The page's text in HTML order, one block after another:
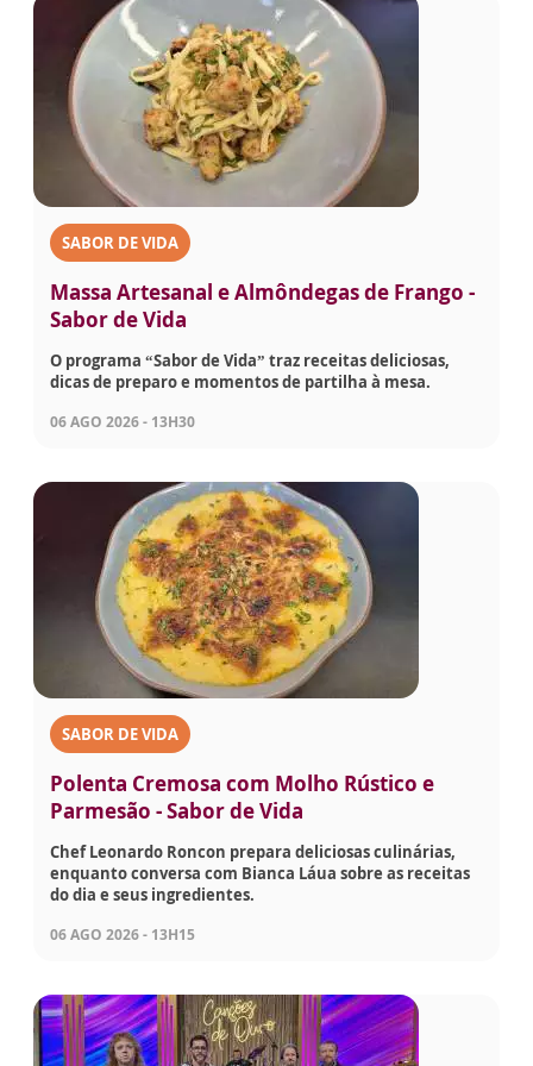
SABOR DE VIDA
Massa Artesanal e Almôndegas de Frango -
Sabor de Vida
O programa “Sabor de Vida” traz receitas deliciosas,
dicas de preparo e momentos de partilha à mesa.
06 AGO 2026 - 13H30
SABOR DE VIDA
Polenta Cremosa com Molho Rústico e
Parmesão - Sabor de Vida
Chef Leonardo Roncon prepara deliciosas culinárias,
enquanto conversa com Bianca Láua sobre as receitas
do dia e seus ingredientes.
06 AGO 2026 - 13H15